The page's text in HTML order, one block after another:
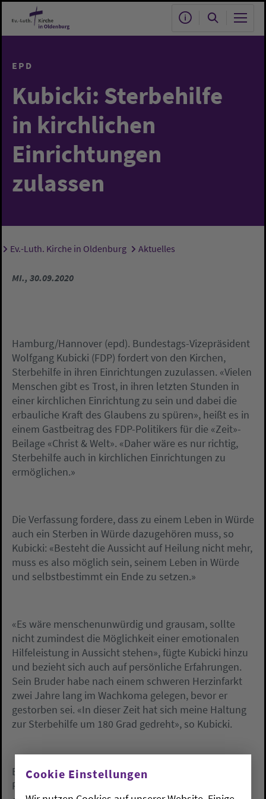
Zum Hauptinhalt springen
EPD
Kubicki: Sterbehilfe
in kirchlichen
Einrichtungen
zulassen
Sie sind hier:
Ev.-Luth. Kirche in Oldenburg Aktuelles
MI., 30.09.2020
Hamburg/Hannover (epd). Bundestags-Vizepräsident
Wolfgang Kubicki (FDP) fordert von den Kirchen,
Sterbehilfe in ihren Einrichtungen zuzulassen. «Vielen
Menschen gibt es Trost, in ihren letzten Stunden in
einer kirchlichen Einrichtung zu sein und dabei die
erbauliche Kraft des Glaubens zu spüren», heißt es in
einem Gastbeitrag des FDP-Politikers für die «Zeit»-
Beilage «Christ & Welt». «Daher wäre es nur richtig,
Sterbehilfe auch in kirchlichen Einrichtungen zu
ermöglichen.»
Die Verfassung fordere, dass zu einem Leben in Würde
auch ein Sterben in Würde dazugehören muss, so
Kubicki: «Besteht die Aussicht auf Heilung nicht mehr,
muss es also möglich sein, seinem Leben in Würde
und selbstbestimmt ein Ende zu setzen.»
«Es wäre menschenunwürdig und grausam, sollte
nicht zumindest die Möglichkeit einer emotionalen
Hilfeleistung in Aussicht stehen», fügte Kubicki hinzu
und bezieht sich auch auf persönliche Erfahrungen.
Sein Bruder habe nach einem schweren Herzinfarkt
zwei Jahre lang im Wachkoma gelegen, bevor er
gestorben sei. «In dieser Zeit hat sich meine Haltung
zur Sterbehilfe um 180 Grad gedreht», so Kubicki.
Ende August hatte der evangelische Landesbischof
Ralf Meister aus Hannover in einem Interview eine
Cookie Einstellungen